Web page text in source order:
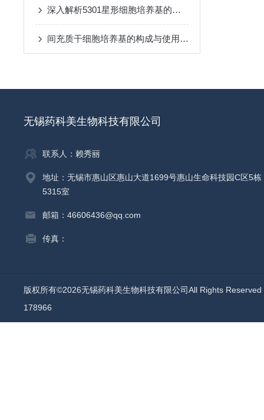
深入解析5301星形细胞培养基的应用前景
间充质干细胞培养基的构成与使用注意要点
无锡药科美生物科技有限公司
联系人：赖秀丽
地址：无锡市惠山区惠山大道1699号惠山生命科技园C区5栋
5315室
邮箱：46606436@qq.com
传真：
版权所有©2026无锡药科美生物科技有限公司All Rights
178966